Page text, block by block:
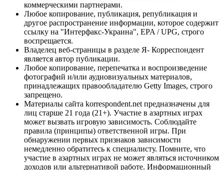
коммерческими партнерами.
Любое копирование, публикация, републикация и
другое распространение информации, которое содержит
ссылку на "Интерфакс-Украина", EPA / UPG, строго
воспрещается.
Владелец веб-страницы в разделе Я- Корреспондент
является автор публикации.
Любое копирование, перепечатка и воспроизведение
фотографий и/или аудиовизуальных материалов,
принадлежащих правообладателю Getty Images, строго
запрещено.
Материалы сайта korrespondent.net предназначены для
лиц старше 21 года (21+). Участие в азартных играх
может вызвать игровую зависимость. Соблюдайте
правила (принципы) ответственной игры. При
обнаружении первых признаков зависимости
немедленно обратитесь к специалисту. Помните, что
участие в азартных играх не может являться источником
доходов или альтернативой работе. Информационный